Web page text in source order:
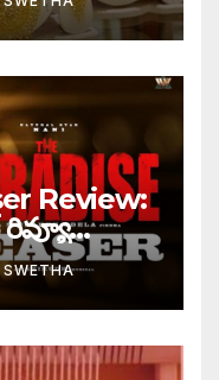
Review: